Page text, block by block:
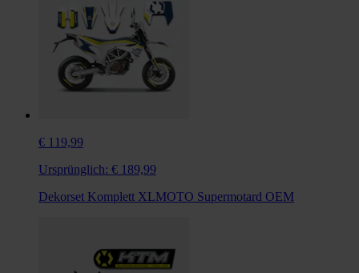
€ 119,99
Ursprünglich: € 189,99
Dekorset Komplett XLMOTO Supermotard OEM